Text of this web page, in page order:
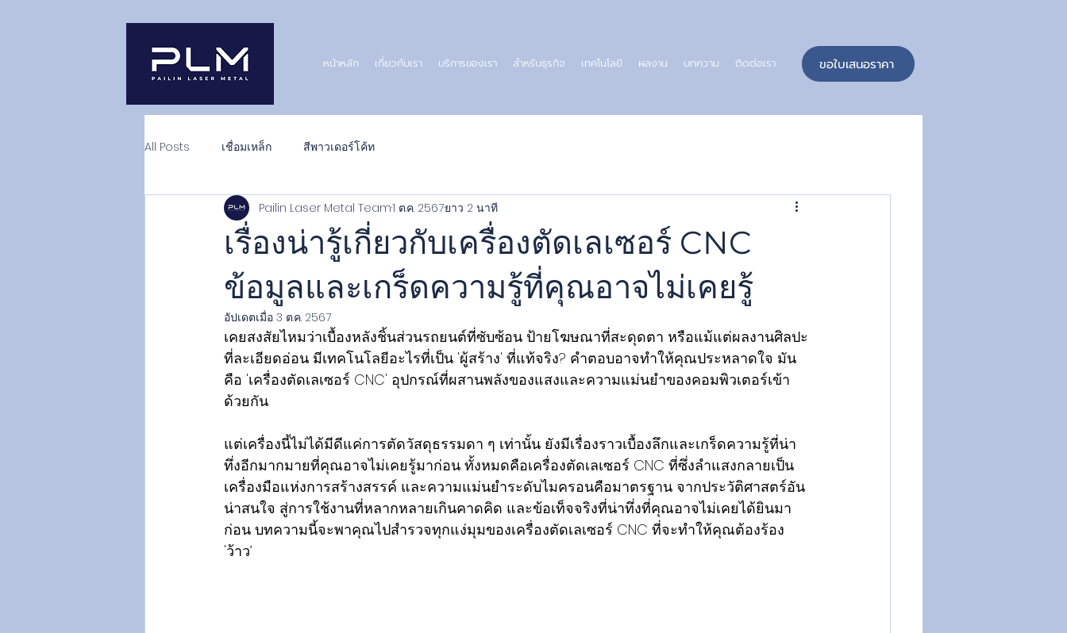
หน้าหลัก เกี่ยวกับเรา บริการของเรา สำหรับธุรกิจ เทคโนโลยี ผลงาน บทความ ติดต่อเรา ขอใบเสนอราคา
All Posts เชื่อมเหล็ก สีพาวเดอร์โค้ท
เรื่องน่ารู้เกี่ยวกับเครื่องตัดเลเซอร์ CNC
ข้อมูลและเกร็ดความรู้ที่คุณอาจไม่เคยรู้
Pailin Laser Metal Team1 ต.ค. 2567ยาว 2 นาที
อัปเดตเมื่อ 3 ต.ค. 2567
เคยสงสัยไหมว่าเบื้องหลังชิ้นส่วนรถยนต์ที่ซับซ้อน ป้ายโฆษณาที่สะดุดตา หรือแม้แต่ผลงานศิลปะ
ที่ละเอียดอ่อน มีเทคโนโลยีอะไรที่เป็น 'ผู้สร้าง' ที่แท้จริง? คำตอบอาจทำให้คุณประหลาดใจ มัน
คือ 'เครื่องตัดเลเซอร์ CNC' อุปกรณ์ที่ผสานพลังของแสงและความแม่นยำของคอมพิวเตอร์เข้า
ด้วยกัน
แต่เครื่องนี้ไม่ได้มีดีแค่การตัดวัสดุธรรมดา ๆ เท่านั้น ยังมีเรื่องราวเบื้องลึกและเกร็ดความรู้ที่น่า
ทึ่งอีกมากมายที่คุณอาจไม่เคยรู้มาก่อน ทั้งหมดคือเครื่องตัดเลเซอร์ CNC ที่ซึ่งลำแสงกลายเป็น
เครื่องมือแห่งการสร้างสรรค์ และความแม่นยำระดับไมครอนคือมาตรฐาน จากประวัติศาสตร์อัน
น่าสนใจ สู่การใช้งานที่หลากหลายเกินคาดคิด และข้อเท็จจริงที่น่าทึ่งที่คุณอาจไม่เคยได้ยินมา
ก่อน บทความนี้จะพาคุณไปสำรวจทุกแง่มุมของเครื่องตัดเลเซอร์ CNC ที่จะทำให้คุณต้องร้อง
'ว้าว’